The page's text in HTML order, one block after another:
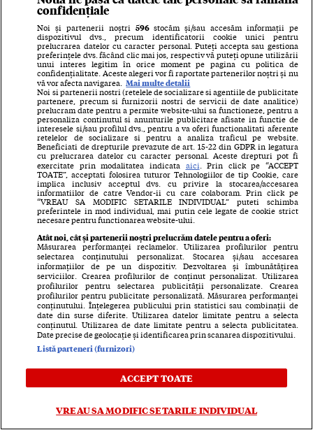
- SURSĂ A GAZETEI DIN FABRICA HEXI PHARMA
"De ce nu sunt controlate și alte produse?"
Criza de pe piața dezinfectanților nu are un
singur actor.
"Mai multe firme au mari probleme de calitate și
e foarte greu de înțeles de ce Ministerul
Sănătății n-a recoltat și probe din produsele
altor companii, dacă tot le dă la analizat",
critică o sursă de pe piață mișcările moale ale
ministrului Achimaș.
O a doua companie care spăla bani!
Revenind la atitudinea statului, a doua
companie comună dosarului Petrom Service și
afacerii Hexi Pharma se numește Laveco și e
înființată în România, dar controlată din SUA.
confidențiale
Noi și partenerii noștri 596stocăm și/sau accesăm informații pe
dispozitivul dvs., precum identificatorii cookie unici pentru
prelucrarea datelor cu caracter personal. Puteți accepta sau gestiona
preferințele dvs. făcând clic mai jos, respectiv vă puteți opune utilizării
unui interes legitim în orice moment pe pagina cu politica de
confidențialitate. Aceste alegeri vor fi raportate partenerilor noștri și nu
vă vor afecta navigarea.
Mai multe detalii
Noi si partenerii nostri (retelele de socializare si agentiile de publicitate
partenere, precum si furnizorii nostri de servicii de date analitice)
prelucram date pentru a permite website-ului sa functioneze, pentru a
personaliza continutul si anunturile publicitare afisate in functie de
interesele si/sau profilul dvs., pentru a va oferi functionalitati aferente
retelelor de socializare si pentru a analiza traficul pe website.
Beneficiati de drepturile prevazute de art. 15-22 din GDPR in legatura
cu prelucrarea datelor cu caracter personal. Aceste drepturi pot fi
exercitate prin modalitatea indicata aici . Prin click pe “ACCEPT
TOATE”, acceptati folosirea tuturor Tehnologiilor de tip Cookie, care
implica inclusiv acceptul dvs. cu privire la stocarea/accesarea
informatiilor de catre Vendor-ii cu care colaboram. Prin click pe
“VREAU SA MODIFIC SETARILE INDIVIDUAL” puteti schimba
preferintele in mod individual, mai putin cele legate de cookie strict
necesare pentru functionarea website-ului.
Atât noi, cât și partenerii noștri prelucrăm datele pentru a oferi:
Măsurarea performanței reclamelor. Utilizarea profilurilor pentru
selectarea conținutului personalizat. Stocarea și/sau accesarea
informațiilor de pe un dispozitiv. Dezvoltarea și îmbunătățirea
serviciilor. Crearea profilurilor de conținut personalizat. Utilizarea
profilurilor pentru selectarea publicității personalizate. Crearea
profilurilor pentru publicitate personalizată. Măsurarea performanței
conținutului. Înțelegerea publicului prin statistici sau combinații de
date din surse diferite. Utilizarea datelor limitate pentru a selecta
conținutul. Utilizarea de date limitate pentru a selecta publicitatea.
Date precise de geolocație și identificarea prin scanarea dispozitivului.
Listă parteneri (furnizori)
ACCEPT TOATE
VREAU SA MODIFIC SETARILE INDIVIDUAL